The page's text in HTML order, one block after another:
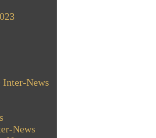
Inter-News
News